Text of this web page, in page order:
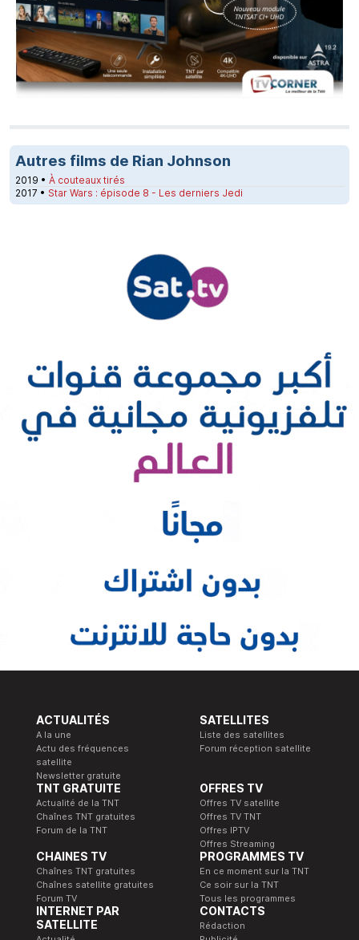
Autres films de Rian Johnson
2019 • À couteaux tirés
2017 • Star Wars : épisode 8 - Les derniers Jedi
ACTUALITÉS
A la une
Actu des fréquences
satellite
Newsletter gratuite
SATELLITES
Liste des satellites
Forum réception satellite
TNT GRATUITE
Actualité de la TNT
Chaînes TNT gratuites
Forum de la TNT
OFFRES TV
Offres TV satellite
Offres TV TNT
Offres IPTV
Offres Streaming
CHAINES TV
Chaînes TNT gratuites
Chaînes satellite gratuites
Forum TV
PROGRAMMES TV
En ce moment sur la TNT
Ce soir sur la TNT
Tous les programmes
INTERNET PAR
SATELLITE
CONTACTS
Rédaction